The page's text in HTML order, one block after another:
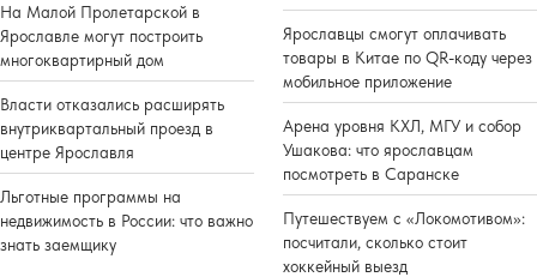
На Малой Пролетарской в
Ярославле могут построить
многоквартирный дом
Власти отказались расширять
внутриквартальный проезд в
центре Ярославля
Льготные программы на
недвижимость в России: что важно
знать заемщику
Ярославцы смогут оплачивать
товары в Китае по QR-коду через
мобильное приложение
Арена уровня КХЛ, МГУ и собор
Ушакова: что ярославцам
посмотреть в Саранске
Путешествуем с «Локомотивом»:
посчитали, сколько стоит
хоккейный выезд